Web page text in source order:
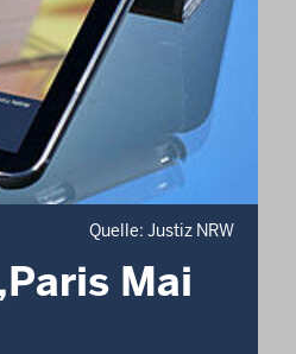
Quelle: Justiz NRW
Mai